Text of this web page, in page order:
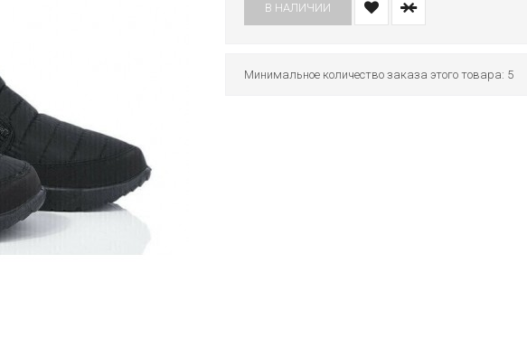
В НАЛИЧИИ
Минимальное количество заказа этого товара: 5